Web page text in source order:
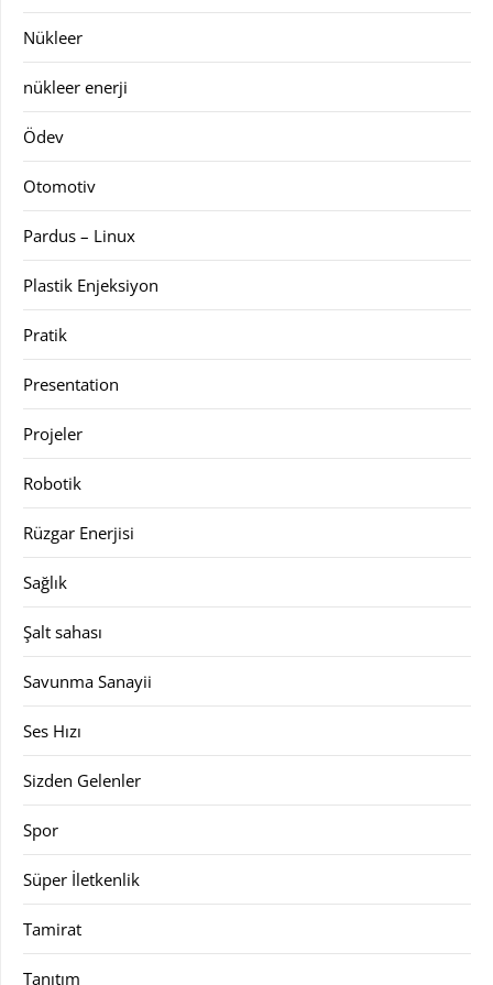
Nükleer
nükleer enerji
Ödev
Otomotiv
Pardus – Linux
Plastik Enjeksiyon
Pratik
Presentation
Projeler
Robotik
Rüzgar Enerjisi
Sağlık
Şalt sahası
Savunma Sanayii
Ses Hızı
Sizden Gelenler
Spor
Süper İletkenlik
Tamirat
Tanıtım